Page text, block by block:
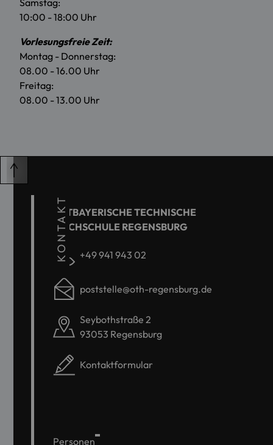
Samstag:
10:00 - 18:00 Uhr
Vorlesungsfreie Zeit:
Montag - Donnerstag:
08.00 - 16.00 Uhr
Freitag:
08.00 - 13.00 Uhr
KONTAKT
OSTBAYERISCHE TECHNISCHE
HOCHSCHULE REGENSBURG
+49 941 943 02
poststelle@oth-regensburg.de
Seybothstraße 2
93053 Regensburg
Kontaktformular
Personen